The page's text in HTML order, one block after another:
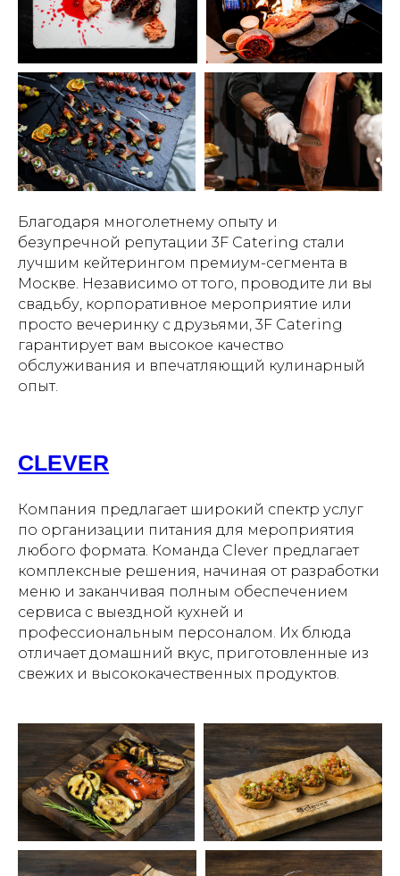
Благодаря многолетнему опыту и
безупречной репутации 3F Catering стали
лучшим кейтерингом премиум-сегмента в
Москве. Независимо от того, проводите ли вы
свадьбу, корпоративное мероприятие или
просто вечеринку с друзьями, 3F Catering
гарантирует вам высокое качество
обслуживания и впечатляющий кулинарный
опыт.
CLEVER
Компания предлагает широкий спектр услуг
по организации питания для мероприятия
любого формата. Команда Clever предлагает
комплексные решения, начиная от разработки
меню и заканчивая полным обеспечением
сервиса с выездной кухней и
профессиональным персоналом. Их блюда
отличает домашний вкус, приготовленные из
свежих и высококачественных продуктов.